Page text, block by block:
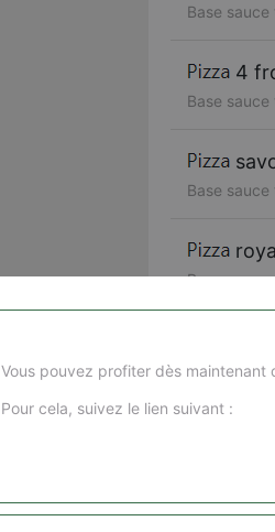
Base
4
Base
Base
Base
Base sauce
Vous pouvez profiter dès maintenant
Pour cela, suivez le lien suivant :